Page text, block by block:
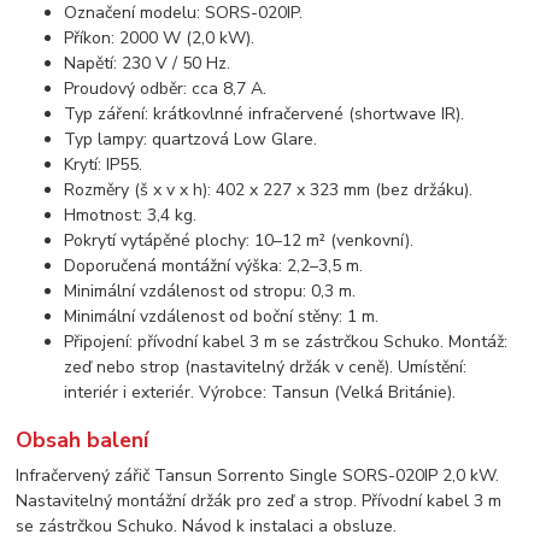
Označení modelu: SORS-020IP.
Příkon: 2000 W (2,0 kW).
Napětí: 230 V / 50 Hz.
Proudový odběr: cca 8,7 A.
Typ záření: krátkovlnné infračervené (shortwave IR).
Typ lampy: quartzová Low Glare.
Krytí: IP55.
Rozměry (š x v x h): 402 x 227 x 323 mm (bez držáku).
Hmotnost: 3,4 kg.
Pokrytí vytápěné plochy: 10–12 m² (venkovní).
Doporučená montážní výška: 2,2–3,5 m.
Minimální vzdálenost od stropu: 0,3 m.
Minimální vzdálenost od boční stěny: 1 m.
Připojení: přívodní kabel 3 m se zástrčkou Schuko. Montáž:
zeď nebo strop (nastavitelný držák v ceně). Umístění:
interiér i exteriér. Výrobce: Tansun (Velká Británie).
Obsah balení
Infračervený zářič Tansun Sorrento Single SORS-020IP 2,0 kW.
Nastavitelný montážní držák pro zeď a strop. Přívodní kabel 3 m
se zástrčkou Schuko. Návod k instalaci a obsluze.